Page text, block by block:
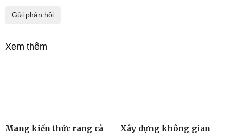
Xem thêm
Mang kiến thức rang cà
Xây dựng không gian